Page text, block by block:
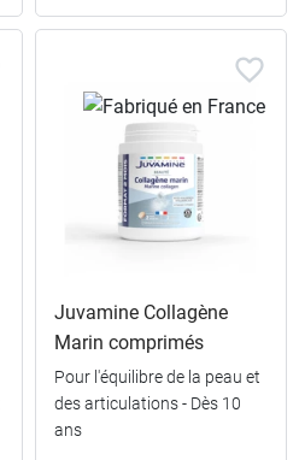
Juvamine Collagène
Marin comprimés
Pour l'équilibre de la peau et
des articulations - Dès 10
ans